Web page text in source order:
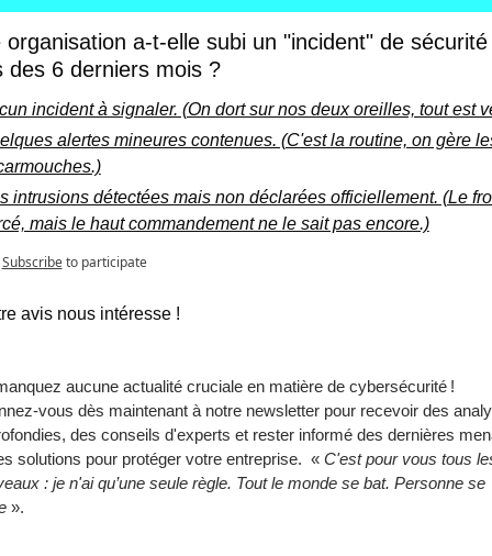
organisation a-t-elle subi un "incident" de sécurité
des 6 derniers mois ?
incident à signaler. (On dort sur nos deux oreilles, tout est
alertes mineures contenues. (C'est la routine, on gère
intrusions détectées mais non déclarées officiellement. (Le
mais le haut commandement ne le sait pas encore.)
Subscribe to participate
avis nous intéresse !
aucune actualité cruciale en matière de cybersécurité !
vous dès maintenant à notre newsletter pour recevoir des
des conseils d'experts et rester informé des dernières
solutions pour protéger votre entreprise.  « C'est pour vous tous
: je n'ai qu’une seule règle. Tout le monde se bat. Personne se
».